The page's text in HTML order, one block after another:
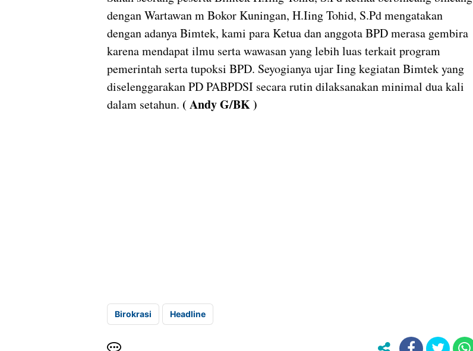
dengan Wartawan m Bokor Kuningan, H.Iing Tohid, S.Pd mengatakan
dengan adanya Bimtek, kami para Ketua dan anggota BPD merasa gembira
karena mendapat ilmu serta wawasan yang lebih luas terkait program
pemerintah serta tupoksi BPD. Seyogianya ujar Iing kegiatan Bimtek yang
diselenggarakan PD PABPDSI secara rutin dilaksanakan minimal dua kali
dalam setahun. ( Andy G/BK )
Birokrasi Headline